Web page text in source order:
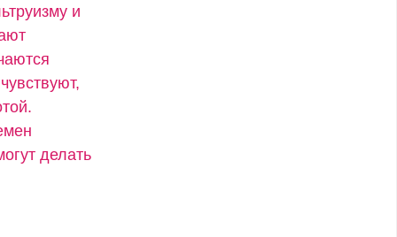
и
делать